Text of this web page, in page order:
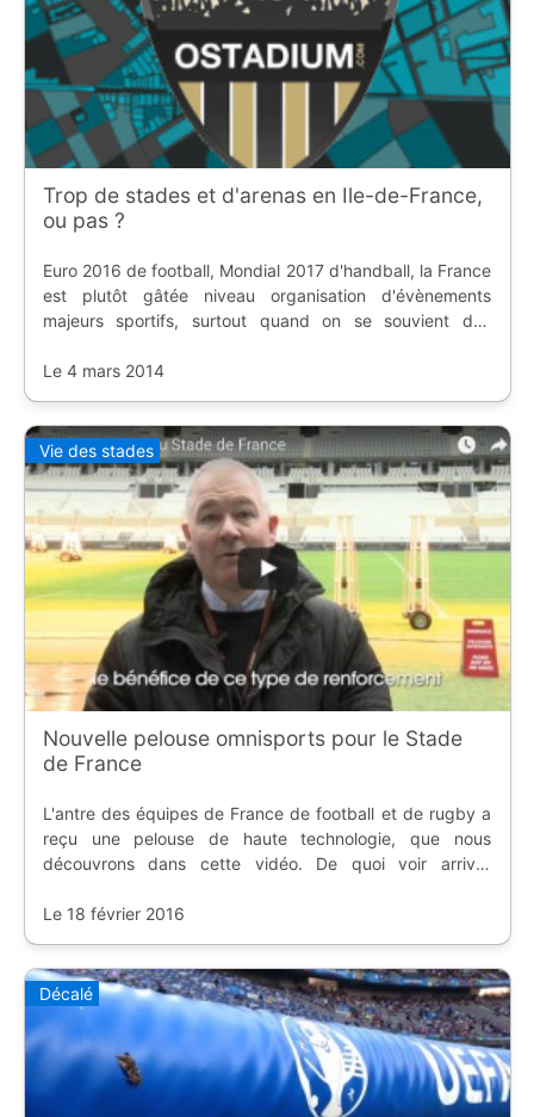
Trop de stades et d'arenas en Ile-de-France,
ou pas ?
Euro 2016 de football, Mondial 2017 d'handball, la France
est plutôt gâtée niveau organisation d'évènements
majeurs sportifs, surtout quand on se souvient des
Le 4 mars 2014
Vie des stades
Nouvelle pelouse omnisports pour le Stade
de France
L'antre des équipes de France de football et de rugby a
reçu une pelouse de haute technologie, que nous
découvrons dans cette vidéo. De quoi voir arriver
Le 18 février 2016
Décalé